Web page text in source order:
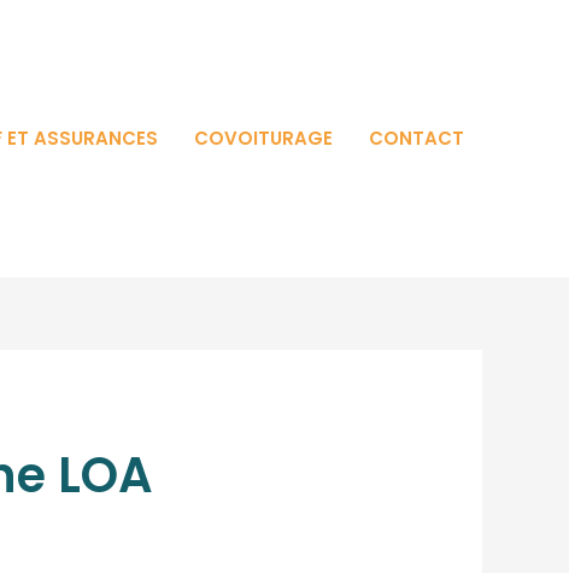
ASSURANCES COVOITURAGE CONTACT
LOA